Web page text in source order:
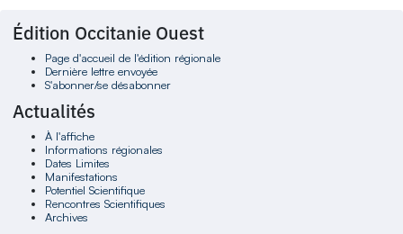
Édition Occitanie Ouest
Page d'accueil de l'édition régionale
Dernière lettre envoyée
S'abonner/se désabonner
Actualités
À l'affiche
Informations régionales
Dates Limites
Manifestations
Potentiel Scientifique
Rencontres Scientifiques
Archives